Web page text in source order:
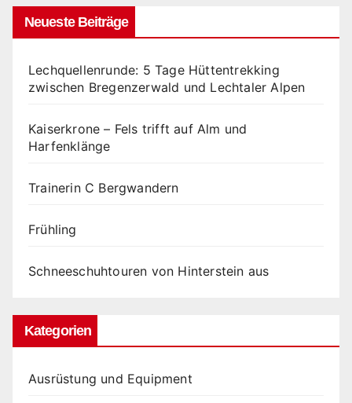
Neueste Beiträge
Lechquellenrunde: 5 Tage Hüttentrekking
zwischen Bregenzerwald und Lechtaler Alpen
Kaiserkrone – Fels trifft auf Alm und
Harfenklänge
Trainerin C Bergwandern
Frühling
Schneeschuhtouren von Hinterstein aus
Kategorien
Ausrüstung und Equipment